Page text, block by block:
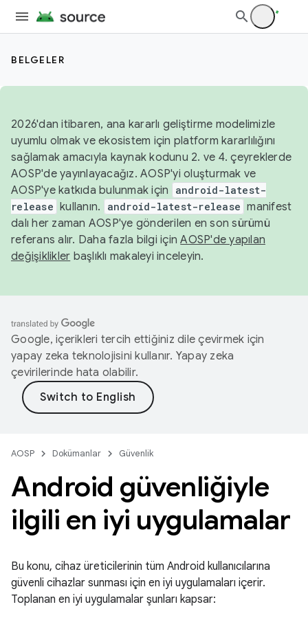
BELGELER
2026'dan itibaren, ana kararlı geliştirme modelimizle
uyumlu olmak ve ekosistem için platform kararlılığını
sağlamak amacıyla kaynak kodunu 2. ve 4. çeyreklerde
AOSP'de yayınlayacağız. AOSP'yi oluşturmak ve
AOSP'ye katkıda bulunmak için
android-latest-
release kullanın. android-latest-release manifest
dalı her zaman AOSP'ye gönderilen en son sürümü
referans alır. Daha fazla bilgi içinAOSP'de yapılan
değişiklikler başlıklı makaleyi inceleyin.
Google, içerikleri tercih ettiğiniz dile çevirmek için
yapay zeka teknolojisini kullanır. Yapay zeka
çevirilerinde hata olabilir.
AOSP Dokümanlar Güvenlik
Android güvenliğiyle
ilgili en iyi uygulamalar
Bu konu, cihaz üreticilerinin tüm Android kullanıcılarına
güvenli cihazlar sunması için en iyi uygulamaları içerir.
Toplanan en iyi uygulamalar şunları kapsar: